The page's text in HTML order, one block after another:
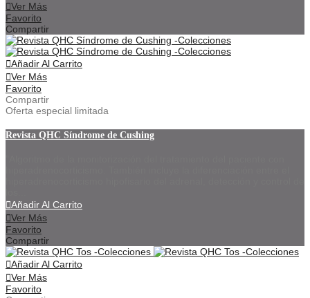
Ver Más
Favorito
Compartir
Añadir Al Carrito
Ver Más
Favorito
Compartir
Oferta especial limitada
Revista QHC Síndrome de Cushing
Añadir Al Carrito
Ver Más
Favorito
Compartir
Añadir Al Carrito
Ver Más
Favorito